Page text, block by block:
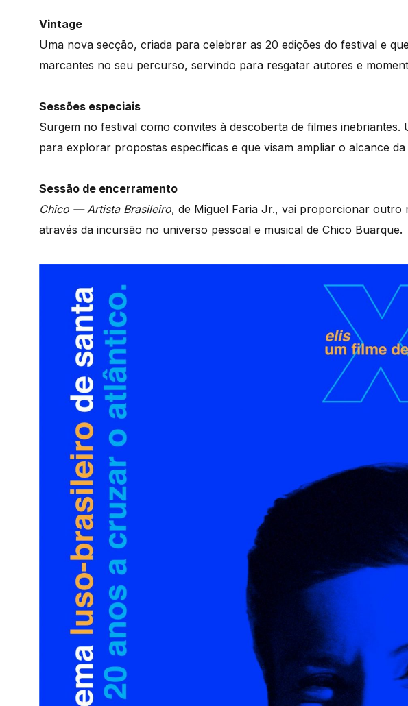
Vintage
Uma nova secção, criada para celebrar as 20 edições do festival e
marcantes no seu percurso, servindo para resgatar autores e
Sessões especiais
Surgem no festival como convites à descoberta de filmes
para explorar propostas específicas e que visam ampliar o alcance
Sessão de encerramento
Chico — Artista Brasileiro, de Miguel Faria Jr., vai proporcionar outro
através da incursão no universo pessoal e musical de Chico Buarque.